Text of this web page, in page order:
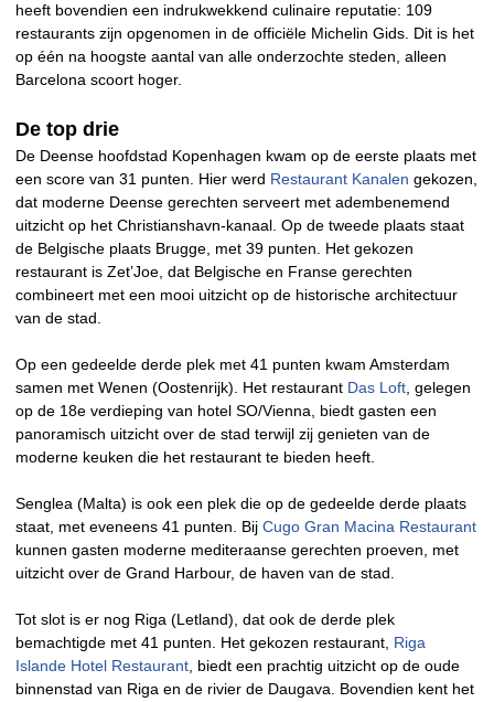
heeft bovendien een indrukwekkend culinaire reputatie: 109
restaurants zijn opgenomen in de officiële Michelin Gids. Dit is het
op één na hoogste aantal van alle onderzochte steden, alleen
Barcelona scoort hoger.
De top drie
De Deense hoofdstad Kopenhagen kwam op de eerste plaats met
een score van 31 punten. Hier werd Restaurant Kanalen gekozen,
dat moderne Deense gerechten serveert met adembenemend
uitzicht op het Christianshavn-kanaal. Op de tweede plaats staat
de Belgische plaats Brugge, met 39 punten. Het gekozen
restaurant is Zet’Joe, dat Belgische en Franse gerechten
combineert met een mooi uitzicht op de historische architectuur
van de stad.
Op een gedeelde derde plek met 41 punten kwam Amsterdam
samen met Wenen (Oostenrijk). Het restaurant Das Loft , gelegen
op de 18e verdieping van hotel SO/Vienna, biedt gasten een
panoramisch uitzicht over de stad terwijl zij genieten van de
moderne keuken die het restaurant te bieden heeft.
Senglea (Malta) is ook een plek die op de gedeelde derde plaats
staat, met eveneens 41 punten. Bij Cugo Gran Macina Restaurant
kunnen gasten moderne mediteraanse gerechten proeven, met
uitzicht over de Grand Harbour, de haven van de stad.
Tot slot is er nog Riga (Letland), dat ook de derde plek
bemachtigde met 41 punten. Het gekozen restaurant, Riga
Islande Hotel Restaurant , biedt een prachtig uitzicht op de oude
binnenstad van Riga en de rivier de Daugava. Bovendien kent het